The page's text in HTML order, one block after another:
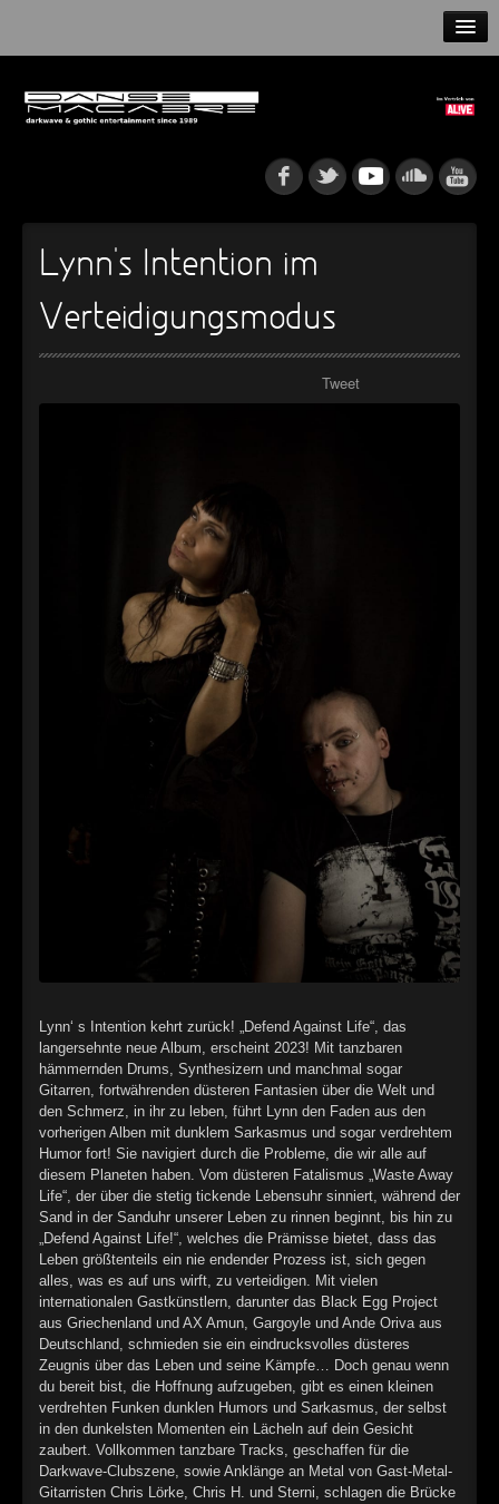
NEWS
Alltag macht tot
Oberer Totpunkt
► Die Krieger
Oberer Totpunkt
► Imperator
Oberer Totpunkt
► Maschinenherz
Oberer Totpunkt
Der Siebte Tag
Oberer Totpunkt
Langfristig gesehen (sind wir alle tot)
Oberer Totpunkt
► Teufels Lehrerin
Oberer Totpunkt
► Zeit verfliegt
Oberer Totpunkt
Untergehen
Oberer Totpunkt
► Gevatter Tod
Oberer Totpunkt
►
►
►
►
►
►
►
►
►
►
Lynn’s Intention im
Verteidigungsmodus
Tweet
Lynn‘ s Intention kehrt zurück! „Defend Against Life“, das
langersehnte neue Album, erscheint 2023! Mit tanzbaren
hämmernden Drums, Synthesizern und manchmal sogar
Gitarren, fortwährenden düsteren Fantasien über die Welt und
den Schmerz, in ihr zu leben, führt Lynn den Faden aus den
vorherigen Alben mit dunklem Sarkasmus und sogar verdrehtem
Humor fort! Sie navigiert durch die Probleme, die wir alle auf
diesem Planeten haben. Vom düsteren Fatalismus „Waste Away
Life“, der über die stetig tickende Lebensuhr sinniert, während der
Sand in der Sanduhr unserer Leben zu rinnen beginnt, bis hin zu
„Defend Against Life!“, welches die Prämisse bietet, dass das
Leben größtenteils ein nie endender Prozess ist, sich gegen
alles, was es auf uns wirft, zu verteidigen. Mit vielen
internationalen Gastkünstlern, darunter das Black Egg Project
aus Griechenland und AX Amun, Gargoyle und Ande Oriva aus
Deutschland, schmieden sie ein eindrucksvolles düsteres
Zeugnis über das Leben und seine Kämpfe… Doch genau wenn
du bereit bist, die Hoffnung aufzugeben, gibt es einen kleinen
verdrehten Funken dunklen Humors und Sarkasmus, der selbst
in den dunkelsten Momenten ein Lächeln auf dein Gesicht
zaubert. Vollkommen tanzbare Tracks, geschaffen für die
Darkwave-Clubszene, sowie Anklänge an Metal von Gast-Metal-
Gitarristen Chris Lörke, Chris H. und Sterni, schlagen die Brücke